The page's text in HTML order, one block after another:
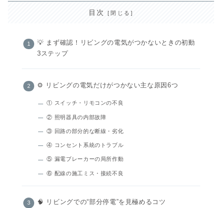
目次
💡 まず確認！リビングの電気がつかないときの初動
3ステップ
⚙️ リビングの電気だけがつかない主な原因6つ
① スイッチ・リモコンの不良
② 照明器具の内部故障
③ 回路の部分的な断線・劣化
④ コンセント系統のトラブル
⑤ 漏電ブレーカーの局所作動
⑥ 配線の施工ミス・接続不良
🧠 リビングでの“部分停電”を見極めるコツ